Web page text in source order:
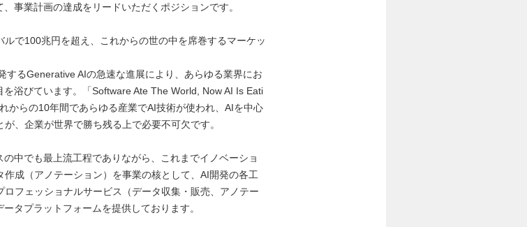
事業計画の達成をリードいただくポジションです。
で100兆円を超え、これからの世の中を席巻するマーケッ
するGenerative AIの急速な進展により、あらゆる業界にお
浴びています。「Software Ate The World, Now AI Is Eati
からの10年間であらゆる産業でAI技術が使われ、AIを中心
、企業が世界で勝ち残る上で必要不可欠です。
中でも最上流工程でありながら、これまでイノベーショ
成（アノテーション）を事業の核として、AI開発の各工
フェッショナルサービス（データ収集・販売、アノテー
タプラットフォームを提供しております。